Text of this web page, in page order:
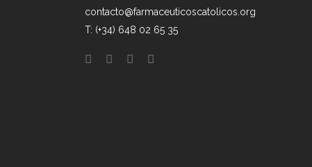
contacto@farmaceuticoscatolicos.org
T: (+34) 648 02 65 35